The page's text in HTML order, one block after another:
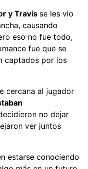
y Travis se les vio
causando
eso no fue todo,
fue que se
captados por los
cercana al jugador
no dejar
ver juntos
estarse conociendo